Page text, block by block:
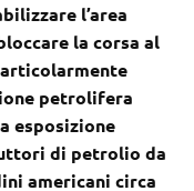
l’area
la corsa al
petrolifera
esposizione
di petrolio da
americani circa